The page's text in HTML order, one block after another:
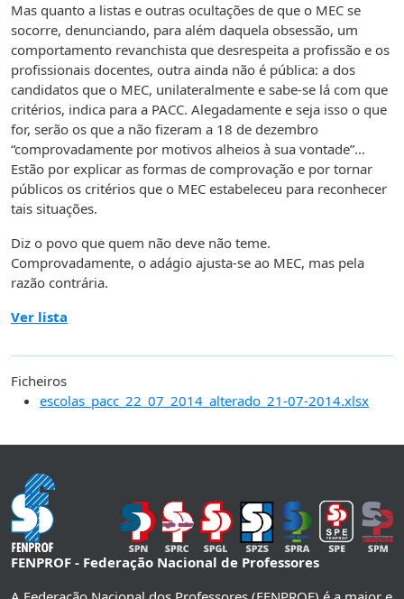
Mas quanto a listas e outras ocultações de que o MEC se
socorre, denunciando, para além daquela obsessão, um
comportamento revanchista que desrespeita a profissão e os
profissionais docentes, outra ainda não é pública: a dos
candidatos que o MEC, unilateralmente e sabe-se lá com que
critérios, indica para a PACC. Alegadamente e seja isso o que
for, serão os que a não fizeram a 18 de dezembro
“comprovadamente por motivos alheios à sua vontade”…
Estão por explicar as formas de comprovação e por tornar
públicos os critérios que o MEC estabeleceu para reconhecer
tais situações.
Diz o povo que quem não deve não teme.
Comprovadamente, o adágio ajusta-se ao MEC, mas pela
razão contrária.
Ver lista
Ficheiros
escolas_pacc_22_07_2014_alterado_21-07-2014.xlsx
FENPROF - Federação Nacional de Professores